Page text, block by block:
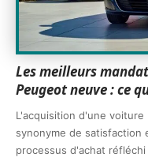
Les meilleurs
Peugeot neuve : ce
L'acquisition d'une
synonyme de satisfaction
processus d'achat